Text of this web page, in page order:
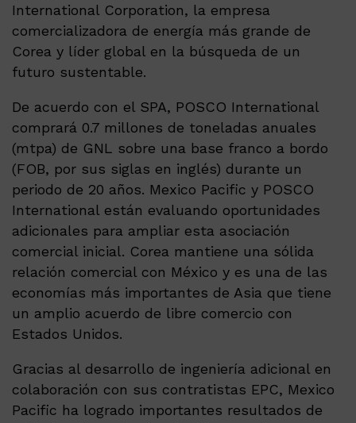
International Corporation, la empresa
comercializadora de energía más grande de
Corea y líder global en la búsqueda de un
futuro sustentable.
De acuerdo con el SPA, POSCO International
comprará 0.7 millones de toneladas anuales
(mtpa) de GNL sobre una base franco a bordo
(FOB, por sus siglas en inglés) durante un
periodo de 20 años. Mexico Pacific y POSCO
International están evaluando oportunidades
adicionales para ampliar esta asociación
comercial inicial. Corea mantiene una sólida
relación comercial con México y es una de las
economías más importantes de Asia que tiene
un amplio acuerdo de libre comercio con
Estados Unidos.
Gracias al desarrollo de ingeniería adicional en
colaboración con sus contratistas EPC, Mexico
Pacific ha logrado importantes resultados de